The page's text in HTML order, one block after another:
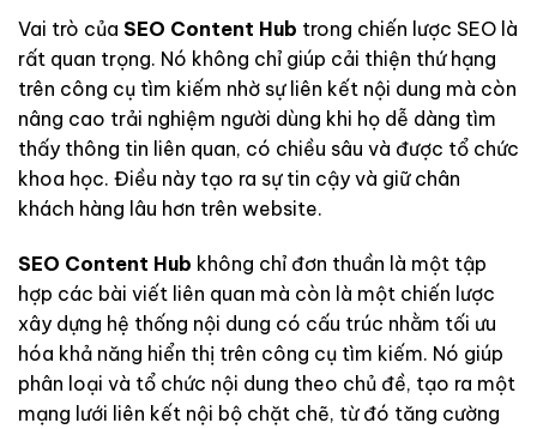
Vai trò của SEO Content Hub trong chiến lược SEO là
rất quan trọng. Nó không chỉ giúp cải thiện thứ hạng
trên công cụ tìm kiếm nhờ sự liên kết nội dung mà còn
nâng cao trải nghiệm người dùng khi họ dễ dàng tìm
thấy thông tin liên quan, có chiều sâu và được tổ chức
khoa học. Điều này tạo ra sự tin cậy và giữ chân
khách hàng lâu hơn trên website.
SEO Content Hub không chỉ đơn thuần là một tập
hợp các bài viết liên quan mà còn là một chiến lược
xây dựng hệ thống nội dung có cấu trúc nhằm tối ưu
hóa khả năng hiển thị trên công cụ tìm kiếm. Nó giúp
phân loại và tổ chức nội dung theo chủ đề, tạo ra một
mạng lưới liên kết nội bộ chặt chẽ, từ đó tăng cường